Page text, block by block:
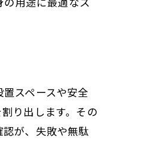
スペースや安全
り出します。その
が、失敗や無駄